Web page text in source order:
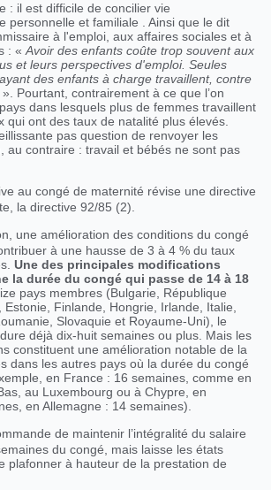
: il est difficile de concilier vie
personnelle et familiale . Ainsi que le dit
à l'emploi, aux affaires sociales et à
: «Avoir des enfants coûte trop souvent aux
et leurs perspectives d'emploi. Seules
des enfants àcharge travaillent, contre
». Pourtant, contrairement à ce que l’on
dans lesquels plus de femmes travaillent
qui ont des taux de natalité plus élevés.
pas question de renvoyer les
au contraire : travail et bébés ne sont pas
au congé de maternité révise une directive
la directive 92/85 (2).
une amélioration des conditions du congé
à une hausse de 3 à 4 % du taux
Une des principales modifications
la durée du congé qui passe de 14 à 18
pays membres (Bulgarie, République
Estonie, Finlande, Hongrie, Irlande, Italie,
Slovaquie et Royaume-Uni), le
déjà dix-huit semaines ou plus. Mais les
constituent une amélioration notable de la
dans les autres pays où la durée du congé
en France : 16 semaines, comme en
au Luxembourg ou à Chypre, en
en Allemagne : 14 semaines).
de maintenir l’intégralité du salaire
du congé, mais laisse les états
plafonner à hauteur de la prestation de